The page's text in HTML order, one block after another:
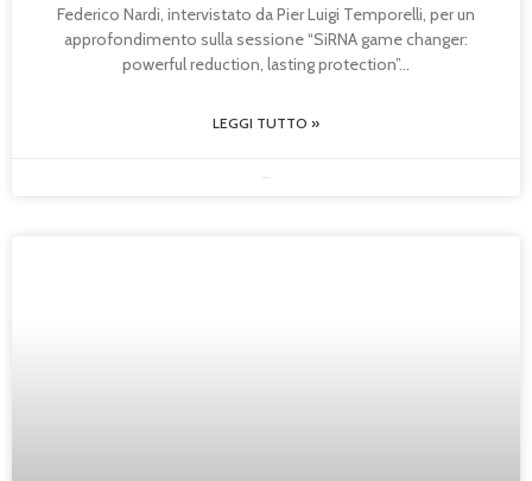
Federico Nardi, intervistato da Pier Luigi Temporelli, per un
approfondimento sulla sessione “SiRNA game changer:
powerful reduction, lasting protection”
LEGGI TUTTO »